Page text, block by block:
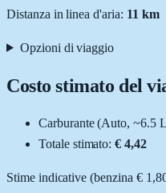
Distanza in linea d'aria: 11 km
Opzioni di viaggio
Costo stimato del
Carburante (Auto, ~6.5 L
Totale stimato:€ 4,42
Stime indicative (benzina €